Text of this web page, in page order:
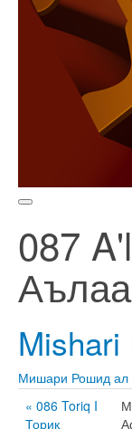
087
Аълаа
Мишари Рошид ал
« 086 Toriq I
Ториқ